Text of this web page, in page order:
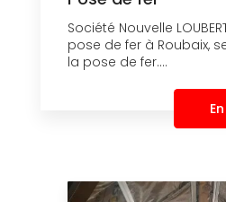
Société Nouvelle
pose de fer à Roubaix,
la pose de fer....